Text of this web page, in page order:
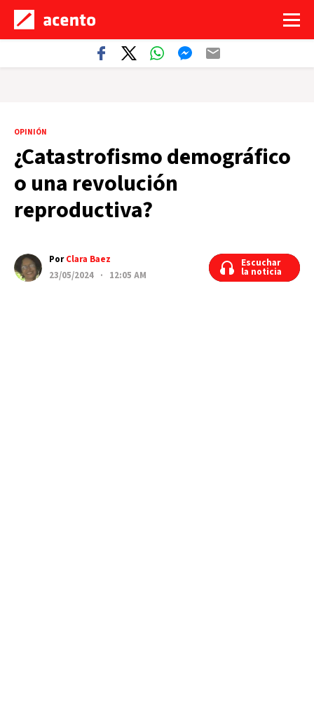
OPINIÓN
¿Catastrofismo demográfico
o una revolución
reproductiva?
PorClara Baez
23/05/2024 · 12:05 AM
Escuchar
la noticia
Escuchar
la noticia